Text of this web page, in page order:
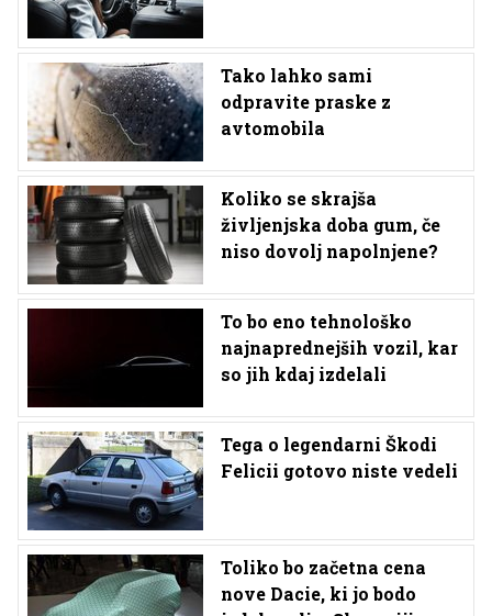
Tako lahko sami
odpravite praske z
avtomobila
Koliko se skrajša
življenjska doba gum, če
niso dovolj napolnjene?
To bo eno tehnološko
najnaprednejših vozil, kar
so jih kdaj izdelali
Tega o legendarni Škodi
Felicii gotovo niste vedeli
Toliko bo začetna cena
nove Dacie, ki jo bodo